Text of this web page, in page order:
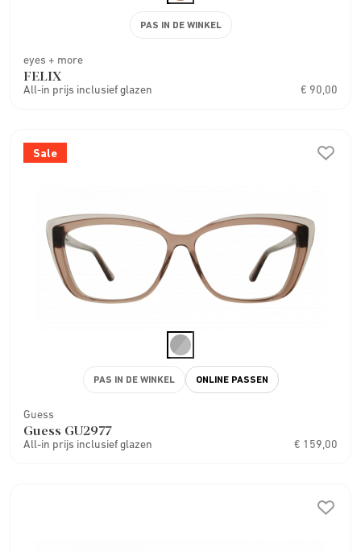
eyes + more
FELIX
All-in prijs inclusief glazen € 90,00
PAS IN DE WINKEL
Sale
Guess
Guess GU2977
All-in prijs inclusief glazen € 159,00
PAS IN DE WINKEL ONLINE PASSEN